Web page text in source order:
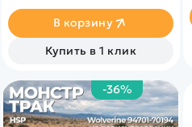
В корзину
Купить в 1 клик
-36%